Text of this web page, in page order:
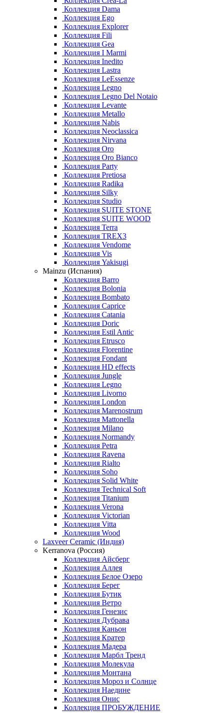
Коллекция Dama
Коллекция Ego
Коллекция Explorer
Коллекция Fili
Коллекция Gea
Коллекция I Marmi
Коллекция Inedito
Коллекция Lastra
Коллекция LeEssenze
Коллекция Legno
Коллекция Legno Del Notaio
Коллекция Levante
Коллекция Metallo
Коллекция Nabis
Коллекция Neoclassica
Коллекция Nirvana
Коллекция Oro
Коллекция Oro Bianco
Коллекция Party
Коллекция Pretiosa
Коллекция Radika
Коллекция Silky
Коллекция Studio
Коллекция SUITE STONE
Коллекция SUITE WOOD
Коллекция Terra
Коллекция TREX3
Коллекция Vendome
Коллекция Vis
Коллекция Yakisugi
Mainzu (Испания)
Коллекция Barro
Коллекция Bolonia
Коллекция Bombato
Коллекция Caprice
Коллекция Catania
Коллекция Doric
Коллекция Estil Antic
Коллекция Etrusco
Коллекция Florentine
Коллекция Fondant
Коллекция HD effects
Коллекция Jungle
Коллекция Legno
Коллекция Livorno
Коллекция London
Коллекция Marenostrum
Коллекция Mattonella
Коллекция Milano
Коллекция Normandy
Коллекция Petra
Коллекция Ravena
Коллекция Rialto
Коллекция Soho
Коллекция Solid White
Коллекция Technical Soft
Коллекция Titanium
Коллекция Verona
Коллекция Victorian
Коллекция Vitta
Коллекция Wood
Laxveer Ceramic (Индия)
Kerranova (Россия)
Коллекция Айсберг
Коллекция Аллея
Коллекция Белое Озеро
Коллекция Берег
Коллекция Бутик
Коллекция Ветро
Коллекция Генезис
Коллекция Дубрава
Коллекция Каньон
Коллекция Кратер
Коллекция Мадера
Коллекция Марбл Тренд
Коллекция Молекула
Коллекция Монтана
Коллекция Мороз и Солнце
Коллекция Наедине
Коллекция Онис
Коллекция ПРОБУЖДЕНИЕ